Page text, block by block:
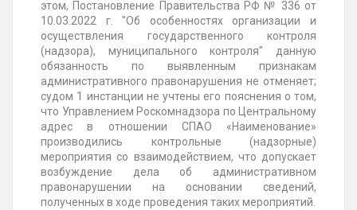
этом, Постановление Правительства РФ № 336 от
10.03.2022 г. "Об особенностях организации и
осуществления государственного контроля
(надзора), муниципального контроля" данную
обязанность по выявленным признакам
административного правонарушения не отменяет;
судом 1 инстанции не учтены его пояснения о том,
что Управлением Роскомнадзора по Центральному
адрес в отношении СПАО «Наименование»
производились контрольные (надзорные)
мероприятия со взаимодействием, что допускает
возбуждение дела об административном
правонарушении на основании сведений,
полученных в ходе проведения таких мероприятий.